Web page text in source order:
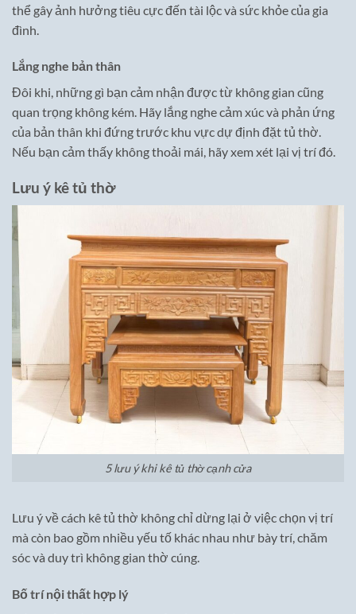
thể gây ảnh hưởng tiêu cực đến tài lộc và sức khỏe của gia
đình.
Lắng nghe bản thân
Đôi khi, những gì bạn cảm nhận được từ không gian cũng
quan trọng không kém. Hãy lắng nghe cảm xúc và phản ứng
của bản thân khi đứng trước khu vực dự định đặt tủ thờ.
Nếu bạn cảm thấy không thoải mái, hãy xem xét lại vị trí đó.
Lưu ý kê tủ thờ
5 lưu ý khi kê tủ thờ cạnh cửa
Lưu ý về cách kê tủ thờ không chỉ dừng lại ở việc chọn vị trí
mà còn bao gồm nhiều yếu tố khác nhau như bày trí, chăm
sóc và duy trì không gian thờ cúng.
Bố trí nội thất hợp lý